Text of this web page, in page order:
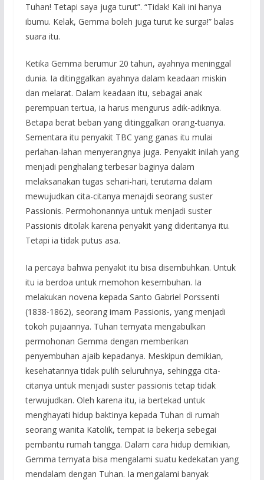
Tuhan! Tetapi saya juga turut”. “Tidak! Kali ini hanya
ibumu. Kelak, Gemma boleh juga turut ke surga!” balas
suara itu.
Ketika Gemma berumur 20 tahun, ayahnya meninggal
dunia. Ia ditinggalkan ayahnya dalam keadaan miskin
dan melarat. Dalam keadaan itu, sebagai anak
perempuan tertua, ia harus mengurus adik-adiknya.
Betapa berat beban yang ditinggalkan orang-tuanya.
Sementara itu penyakit TBC yang ganas itu mulai
perlahan-lahan menyerangnya juga. Penyakit inilah yang
menjadi penghalang terbesar baginya dalam
melaksanakan tugas sehari-hari, terutama dalam
mewujudkan cita-citanya menajdi seorang suster
Passionis. Permohonannya untuk menjadi suster
Passionis ditolak karena penyakit yang dideritanya itu.
Tetapi ia tidak putus asa.
Ia percaya bahwa penyakit itu bisa disembuhkan. Untuk
itu ia berdoa untuk memohon kesembuhan. Ia
melakukan novena kepada Santo Gabriel Porssenti
(1838-1862), seorang imam Passionis, yang menjadi
tokoh pujaannya. Tuhan ternyata mengabulkan
permohonan Gemma dengan memberikan
penyembuhan ajaib kepadanya. Meskipun demikian,
kesehatannya tidak pulih seluruhnya, sehingga cita-
citanya untuk menjadi suster passionis tetap tidak
terwujudkan. Oleh karena itu, ia bertekad untuk
menghayati hidup baktinya kepada Tuhan di rumah
seorang wanita Katolik, tempat ia bekerja sebegai
pembantu rumah tangga. Dalam cara hidup demikian,
Gemma ternyata bisa mengalami suatu kedekatan yang
mendalam dengan Tuhan. Ia mengalami banyak